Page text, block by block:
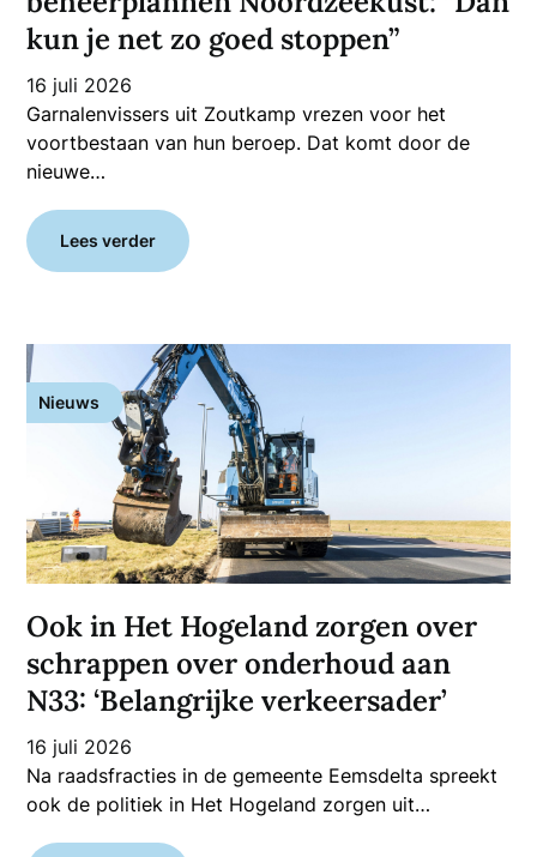
kun je net zo goed stoppen”
16 juli 2026
Garnalenvissers uit Zoutkamp vrezen voor het
voortbestaan van hun beroep. Dat komt door de
nieuwe…
Lees verder
Nieuws
Ook in Het Hogeland zorgen over
schrappen over onderhoud aan
N33: ‘Belangrijke verkeersader’
16 juli 2026
Na raadsfracties in de gemeente Eemsdelta spreekt
ook de politiek in Het Hogeland zorgen uit…